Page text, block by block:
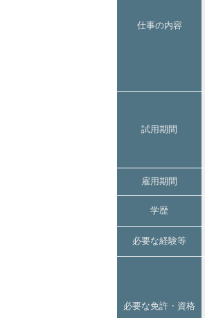
仕事の内容
試用期間
雇用期間
学歴
必要な経験等
必要な免許・資格